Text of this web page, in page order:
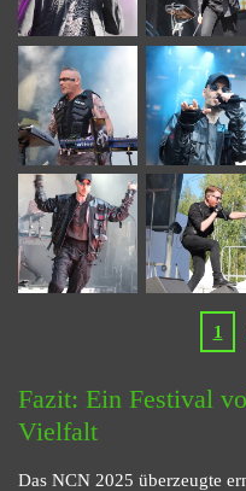
1
Fazit: Ein Festival
Vielfalt
Das NCN 2025 überzeugte